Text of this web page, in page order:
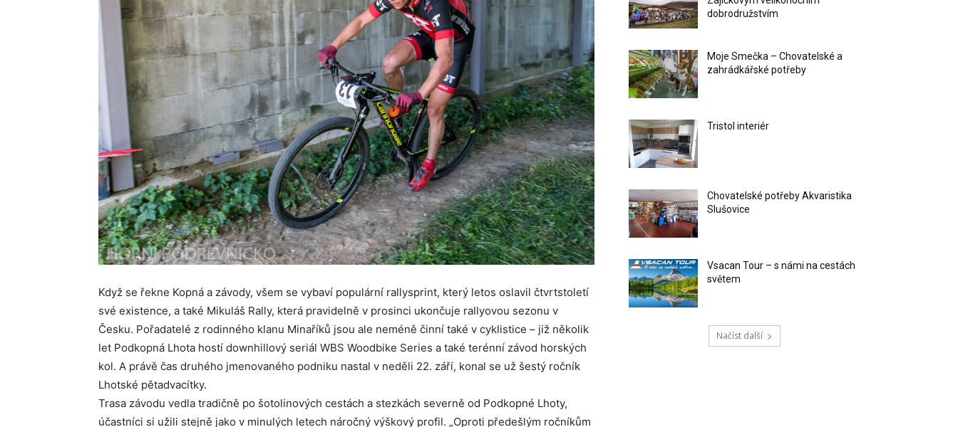
Když se řekne Kopná a závody, všem se vybaví populární rallysprint, který letos oslavil čtvrtstoletí
své existence, a také Mikuláš Rally, která pravidelně v prosinci ukončuje rallyovou sezonu v
Česku. Pořadatelé z rodinného klanu Minaříků jsou ale neméně činní také v cyklistice – již několik
let Podkopná Lhota hostí downhillový seriál WBS Woodbike Series a také terénní závod horských
kol. A právě čas druhého jmenovaného podniku nastal v neděli 22. září, konal se už šestý ročník
Lhotské pětadvacítky.
Trasa závodu vedla tradičně po šotolinových cestách a stezkách severně od Podkopné Lhoty,
účastníci si užili stejně jako v minulých letech náročný výškový profil. „Oproti předešlým ročníkům
dobrodružstvím
Moje Smečka – Chovatelské a
zahrádkářské potřeby
Tristol interiér
Chovatelské potřeby Akvaristika
Slušovice
Vsacan Tour – s námi na cestách
světem
Načíst další